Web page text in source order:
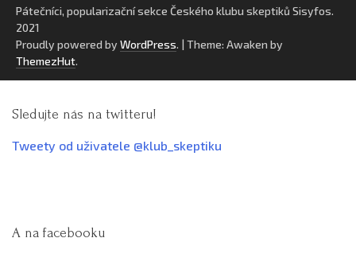
Pátečníci, popularizační sekce Českého klubu skeptiků Sisyfos.
2021
Proudly powered by WordPress. | Theme: Awaken by
ThemezHut.
Sledujte nás na twitteru!
Tweety od uživatele @klub_skeptiku
A na facebooku